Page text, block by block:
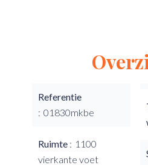
Referentie
01830mkbe
Ruimte
1100
vierkante voet